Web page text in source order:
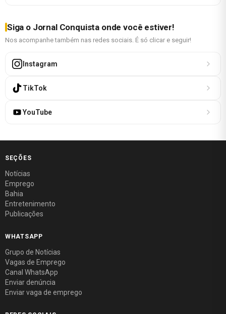
Siga o Jornal Conquista onde você estiver!
Nos acompanhe também nas redes sociais. É só clicar e seguir!
Instagram
TikTok
YouTube
SEÇÕES
Notícias
Emprego
Bahia
Entretenimento
Publicações
WHATSAPP
Grupo de Notícias
Vagas de Emprego
Canal WhatsApp
Enviar denúncia
Enviar vaga de emprego